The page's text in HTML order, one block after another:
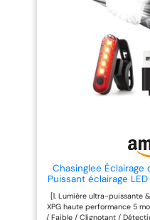
conditions de cyclisme, notre
phare avant et notre feu arrière
d'éclairage réglables, allant de la
haute luminosité à la basse
luminosité, puis au mode
clignotant. Que ce soit pour des
trajets urbains ou des
explorations en pleine nature, ils
d'aluminium de haute résistance,
ainsi qu'un port de chargement
USB en silicone, nos lumiere velo
maintiennent leur performance
météorologiques sévères,
assurant une conduite sans
Chasinglee Éclairage
Puissant éclairage
2000 lumens, Avant
pour vélo de
[1. Lumière ultra-puissante
XPG haute performance 5
/ Faible / Clignotant /